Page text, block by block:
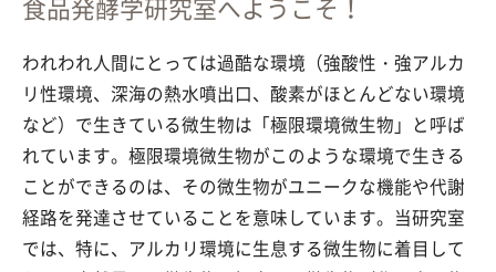
食品発酵学研究室へようこそ！
われわれ人間にとっては過酷な環境（強酸性・強アルカ
リ性環境、 深海の熱水噴出口、 酸素がほとんどない環境
など）で生きている微生物は「極限環境微生物」と呼ば
れています。極限環境微生物がこのような環境で生きる
ことができるのは、その微生物がユニークな機能や代謝
経路を発達させていることを意味しています。当研究室
では、特に、アルカリ環境に生息する微生物に着目して